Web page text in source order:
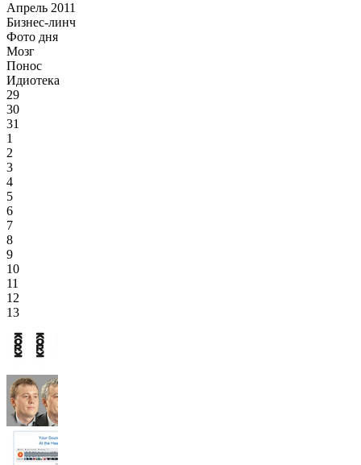
Апрель 2011
Бизнес-линч
Фото дня
Мозг
Понос
Идиотека
29
30
31
1
2
3
4
5
6
7
8
9
10
11
12
13